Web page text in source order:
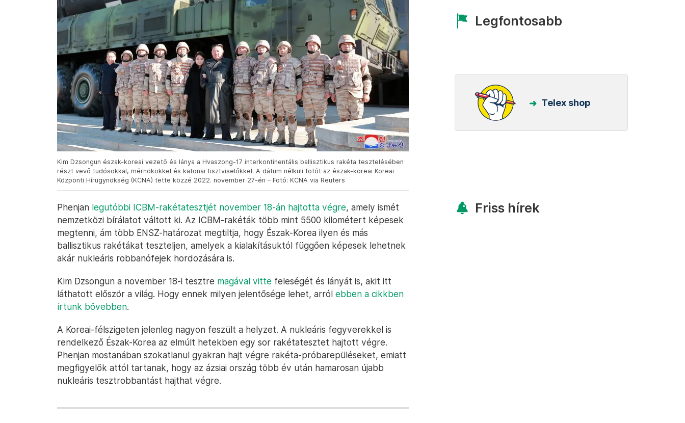
Kim Dzsongun észak-koreai vezető és lánya a Hvaszong-17 interkontinentális ballisztikus rakéta tesztelésében
részt vevő tudósokkal, mérnökökkel és katonai tisztviselőkkel. A dátum nélküli fotót az észak-koreai Koreai
Központi Hírügynökség (KCNA) tette közzé 2022. november 27-én – Fotó: KCNA via Reuters
Phenjan legutóbbi ICBM-rakétatesztjét november 18-án hajtotta végre, amely ismét
nemzetközi bírálatot váltott ki. Az ICBM-rakéták több mint 5500 kilométert képesek
megtenni, ám több ENSZ-határozat megtiltja, hogy Észak-Korea ilyen és más
ballisztikus rakétákat teszteljen, amelyek a kialakításuktól függően képesek lehetnek
akár nukleáris robbanófejek hordozására is.
Kim Dzsongun a november 18-i tesztre magával vitte feleségét és lányát is, akit itt
láthatott először a világ. Hogy ennek milyen jelentősége lehet, arról ebben a cikkben
írtunk bővebben.
A Koreai-félszigeten jelenleg nagyon feszült a helyzet. A nukleáris fegyverekkel is
rendelkező Észak-Korea az elmúlt hetekben egy sor rakétatesztet hajtott végre.
Phenjan mostanában szokatlanul gyakran hajt végre rakéta-próbarepüléseket, emiatt
megfigyelők attól tartanak, hogy az ázsiai ország több év után hamarosan újabb
nukleáris tesztrobbantást hajthat végre.
Legfontosabb
Telex shop
Friss hírek